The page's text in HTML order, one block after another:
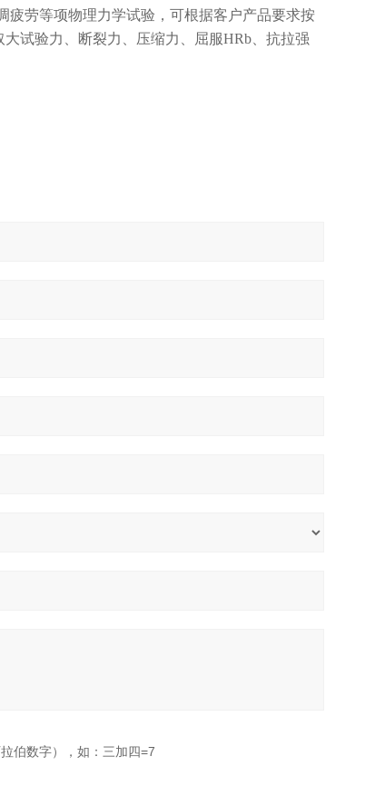
疲劳等项物理力学试验，可根据客户产品要求按
试验力、断裂力、压缩力、屈服HRb 、抗拉强
伯数字），如：三加四=7